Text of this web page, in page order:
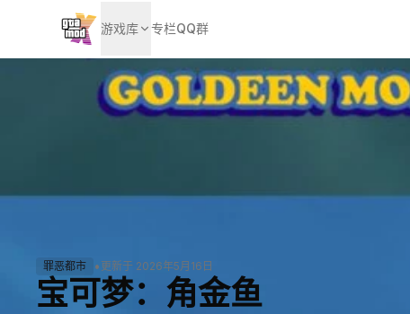
游戏库 专栏QQ群
罪恶都市 • 更新于 2026年5月16日
宝可梦：角金鱼